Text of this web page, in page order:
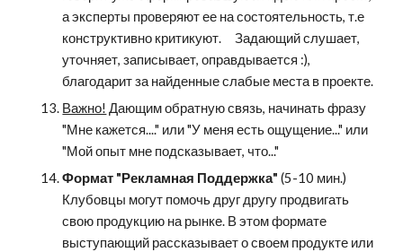
а эксперты проверяют ее на состоятельность, т.е
конструктивно критикуют.     Задающий слушает,
уточняет, записывает, оправдывается :),
благодарит за найденные слабые места в проекте.
Важно! Дающим обратную связь, начинать фразу
"Мне кажется...." или "У меня есть ощущение..." или
"Мой опыт мне подсказывает, что..."
Формат "Рекламная Поддержка" (5-10 мин.)
Клубовцы могут помочь друг другу продвигать
свою продукцию на рынке. В этом формате
выступающий рассказывает о своем продукте или